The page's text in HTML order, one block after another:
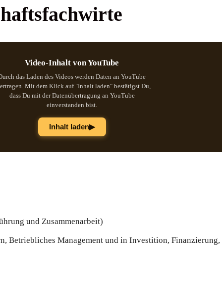
Video-Inhalt von YouTube
das Laden des Videos werden Daten an YouTube
Mit dem Klick auf "Inhalt laden" bestätigst Du,
dass Du mit der Datenübertragung an YouTube
einverstanden bist.
Inhalt laden▶
und Zusammenarbeit)
Betriebliches Management und in Investition,